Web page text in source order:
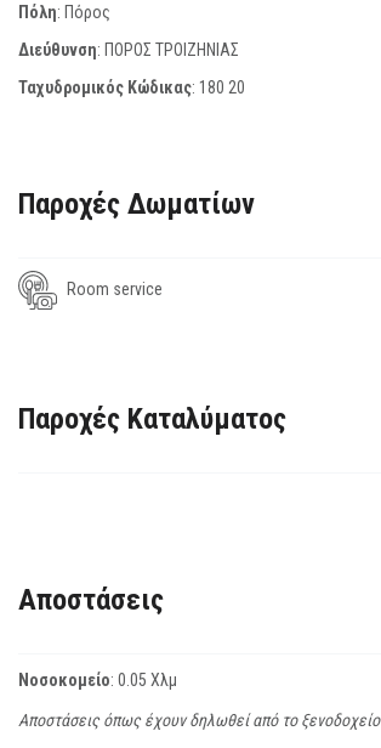
Πόλη: Πόρος
Διεύθυνση: ΠΟΡΟΣ ΤΡΟΙΖΗΝΙΑΣ
Ταχυδρομικός Κώδικας: 180 20
Παροχές Δωματίων
Room service
Παροχές Καταλύματος
Αποστάσεις
Νοσοκομείο: 0.05 Χλμ
Αποστάσεις όπως έχουν δηλωθεί από το ξενοδοχείο